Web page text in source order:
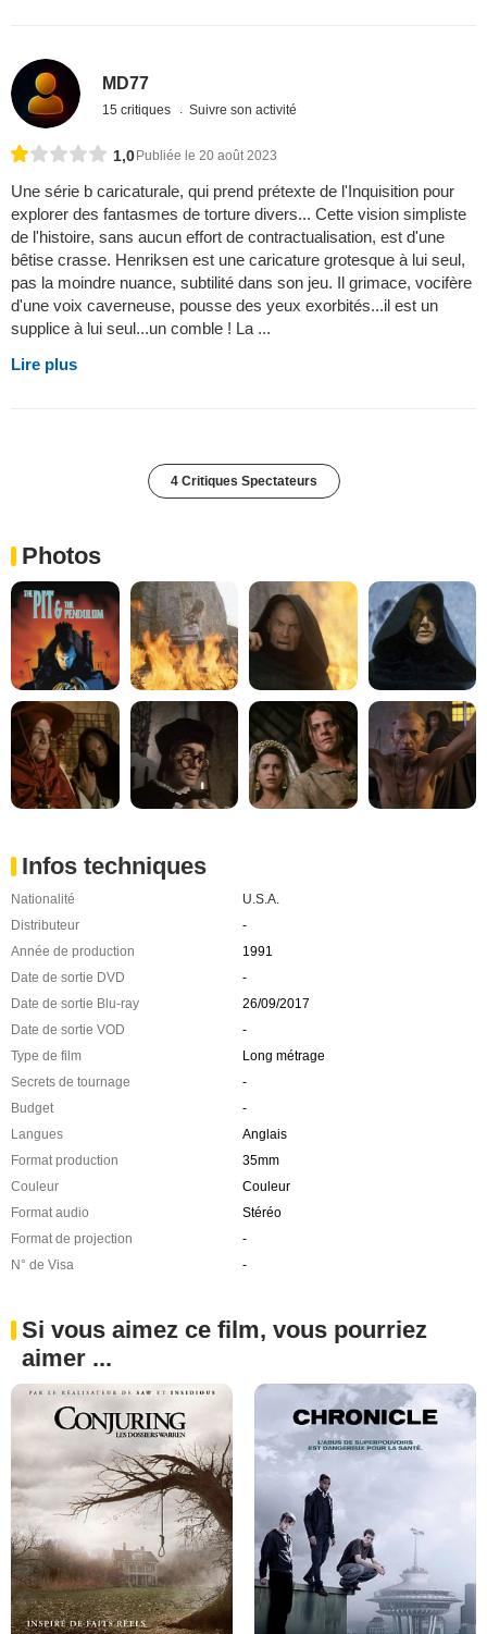
MD77
15 critiques Suivre son activité
1,0 Publiée le 20 août 2023
Une série b caricaturale, qui prend prétexte de l'Inquisition pour
explorer des fantasmes de torture divers... Cette vision simpliste
de l'histoire, sans aucun effort de contractualisation, est d'une
bêtise crasse. Henriksen est une caricature grotesque à lui seul,
pas la moindre nuance, subtilité dans son jeu. Il grimace, vocifère
d'une voix caverneuse, pousse des yeux exorbités...il est un
supplice à lui seul...un comble ! La ...
Lire plus
4 Critiques Spectateurs
Photos
Infos techniques
Nationalité
U.S.A.
Distributeur
-
Année de production
1991
Date de sortie DVD
-
Date de sortie Blu-ray
26/09/2017
Date de sortie VOD
-
Type de film
Long métrage
Secrets de tournage
-
Budget
-
Langues
Anglais
Format production
35mm
Couleur
Couleur
Format audio
Stéréo
Format de projection
-
N° de Visa
-
Si vous aimez ce film, vous pourriez
aimer ...